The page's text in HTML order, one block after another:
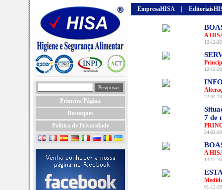
Primeira Página
Destaques
Política de Privacidade
EmpresaHISA
A
12-12-
12-12-
22-04-
7 de
24-02-
A
13-12-
01-12-